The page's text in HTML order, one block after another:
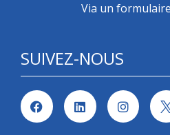
Via un
SUIVEZ-NOUS